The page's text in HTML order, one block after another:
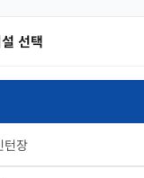
선택
턴장